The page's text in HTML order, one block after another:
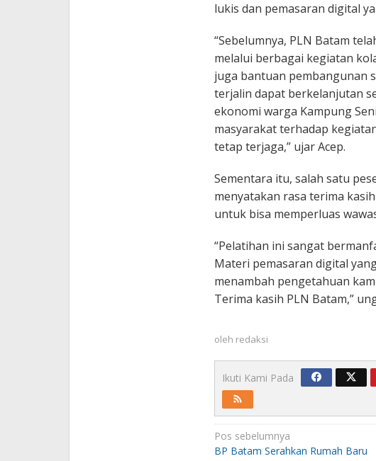
lukis dan pemasaran digital
“Sebelumnya, PLN Batam
melalui berbagai kegiatan
juga bantuan pembangunan
terjalin dapat berkelanjutan
ekonomi warga Kampung
masyarakat terhadap
tetap terjaga,” ujar Acep.
Sementara itu, salah satu
menyatakan rasa terima
untuk bisa memperluas
“Pelatihan ini sangat
Materi pemasaran digital
menambah pengetahuan
Terima kasih PLN Batam,”
oleh redaksi
Ikuti Kami Pada
Navigasi
pos
Pos sebelumnya
BP Batam Serahkan Rumah Baru